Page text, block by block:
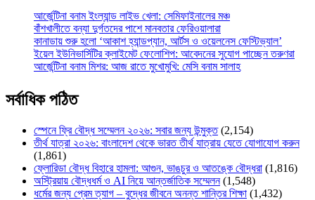
আর্জেন্টিনা বনাম ইংল্যান্ড লাইভ খেলা: সেমিফাইনালের মঞ্চ
বাঁশখালীতে বন্যা দুর্গতদের পাশে মানবতার ফেরিওয়ালারা
কানাডায় শুরু হলো ‘আকাশ হ্যান্ডপ্যান, আর্টস ও ওয়েলনেস ফেস্টিভ্যাল’
ইয়েল ইউনিভার্সিটির ক্লাইমেট ফেলোশিপ: আবেদনের সুযোগ পাচ্ছেন তরুণরা
আর্জেন্টিনা বনাম মিশর: আজ রাতে মুখোমুখি: মেসি বনাম সালাহ
সর্বাধিক পঠিত
স্পেনে ফ্রি বৌদ্ধ সম্মেলন ২০২৬: সবার জন্য উন্মুক্ত (2,154)
তীর্থ যাত্রা ২০২৬: বাংলাদেশ থেকে ভারত তীর্থ যাত্রায় যেতে যোগাযোগ করুন
(1,861)
ফ্লোরিডা বৌদ্ধ বিহারে হামলা: আগুন, ভাঙচুর ও আতঙ্কে বৌদ্ধরা (1,816)
অস্ট্রিয়ায় বৌদ্ধধর্ম ও AI নিয়ে আন্তর্জাতিক সম্মেলন (1,548)
ধর্মের জন্য প্রেম ত্যাগ – বুদ্ধের জীবনে অনন্ত শান্তির শিক্ষা (1,432)